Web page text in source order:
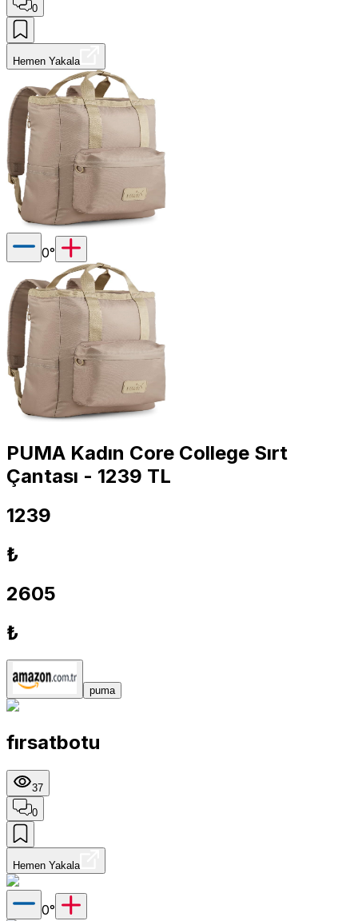
0
Hemen Yakala
0°
PUMA Kadın Core College Sırt
Çantası - 1239 TL
1239
₺
2605
₺
puma
fırsatbotu
37
0
Hemen Yakala
0°